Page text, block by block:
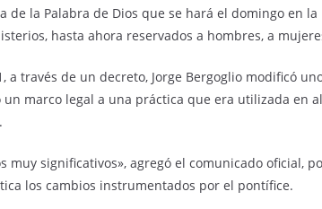
de la Palabra de Dios que se hará el domingo en la
hasta ahora reservados a hombres, a
a través de un decreto, Jorge Bergoglio modificó
un marco legal a una práctica que era utilizada en
muy significativos», agregó el comunicado oficial,
los cambios instrumentados por el pontífice.